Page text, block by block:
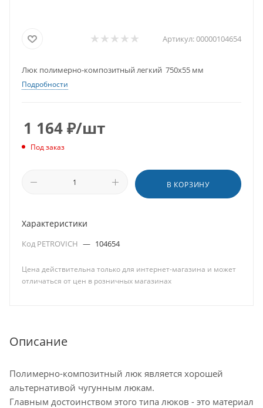
Артикул:00000104654
Люк полимерно-композитный легкий 750х55 мм
Подробности
1 164₽/шт
Под заказ
В КОРЗИНУ
Характеристики
Код PETROVICH — 104654
Цена действительна только для интернет-магазина и может
отличаться от цен в розничных магазинах
Описание
Полимерно-композитный люк является хорошей
альтернативой чугунным люкам.
Главным достоинством этого типа люков - это материал